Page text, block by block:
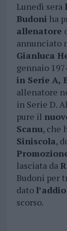
Lunedì sera
Budoni ha
allenatore
annunciato
Gianluca
gennaio
in Serie A,
allenatore
in Serie D.
pure il
Scanu, che
Siniscola,
lasciata da
Budoni per
dato
scorso.